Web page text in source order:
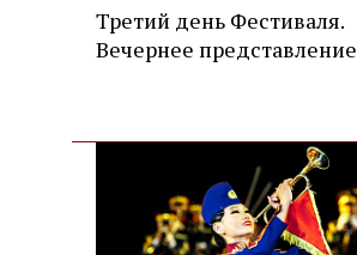
Третий день Фестиваля.
Вечернее представление